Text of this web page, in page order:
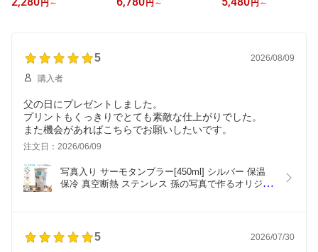
の日 母の日 父の日
円 ～
んおじいちゃんへの贈り
円 ～
ス 孫の写真で作るオリジ
円 ～
5 2026/08/09
購入者
父の日にプレゼントしました。
プリントもくっきりでとても素敵な仕上がりでした。
また機会があればこちらでお願いしたいです。
注文日：2026/06/09
写真入り サーモタンブラー[450ml] シルバー 保温
保冷 真空断熱 ステンレス 孫の写真で作るオリジナ
5 2026/07/30